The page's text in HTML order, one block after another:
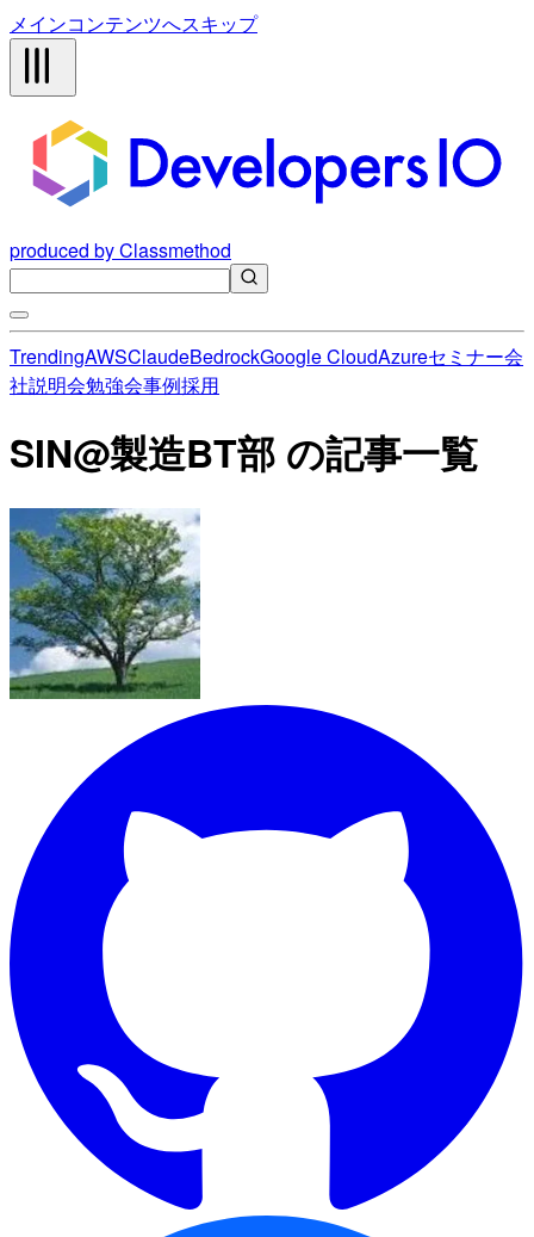
メインコンテンツへスキップ
produced by Classmethod
TrendingAWSClaudeBedrockGoogle CloudAzureセミナー会
社説明会勉強会事例採用
SIN@製造BT部 の記事一覧